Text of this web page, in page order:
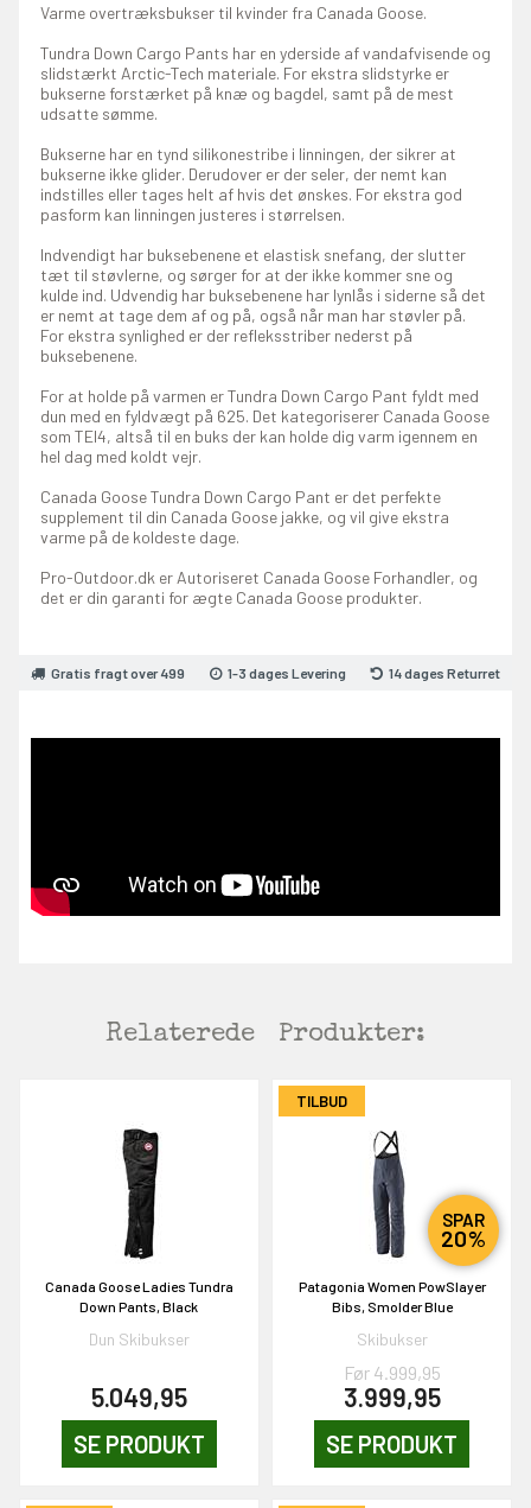
Varme overtræksbukser til kvinder fra Canada Goose.
Tundra Down Cargo Pants har en yderside af vandafvisende og
slidstærkt Arctic-Tech materiale. For ekstra slidstyrke er
bukserne forstærket på knæ og bagdel, samt på de mest
udsatte sømme.
Bukserne har en tynd silikonestribe i linningen, der sikrer at
bukserne ikke glider. Derudover er der seler, der nemt kan
indstilles eller tages helt af hvis det ønskes. For ekstra god
pasform kan linningen justeres i størrelsen.
Indvendigt har buksebenene et elastisk snefang, der slutter
tæt til støvlerne, og sørger for at der ikke kommer sne og
kulde ind. Udvendig har buksebenene har lynlås i siderne så det
er nemt at tage dem af og på, også når man har støvler på.
For ekstra synlighed er der refleksstriber nederst på
buksebenene.
For at holde på varmen er Tundra Down Cargo Pant fyldt med
dun med en fyldvægt på 625. Det kategoriserer Canada Goose
som TEI4, altså til en buks der kan holde dig varm igennem en
hel dag med koldt vejr.
Canada Goose Tundra Down Cargo Pant er det perfekte
supplement til din Canada Goose jakke, og vil give ekstra
varme på de koldeste dage.
Pro-Outdoor.dk er Autoriseret Canada Goose Forhandler, og
det er din garanti for ægte Canada Goose produkter.
Gratis fragt over 499 1-3 dages Levering 14 dages Returret
Relaterede Produkter:
Canada Goose Ladies Tundra
Down Pants, Black
Dun Skibukser
5.049,95
SE PRODUKT
TILBUD
SPAR
20%
Patagonia Women PowSlayer
Bibs, Smolder Blue
Skibukser
Før 4.999,95
3.999,95
SE PRODUKT